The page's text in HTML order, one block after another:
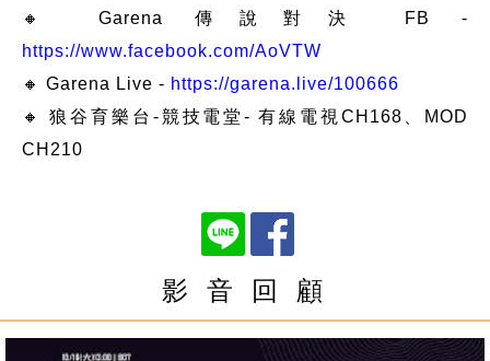
🔸 Garena 傳說對決 FB -
https://www.facebook.com/AoVTW
🔸 Garena Live - https://garena.live/100666
🔸 狼谷育樂台-競技電堂- 有線電視CH168、MOD
CH210
影 音 回 顧